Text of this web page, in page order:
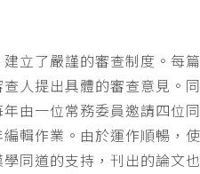
立了嚴謹的審查制度。每
人提出具體的審查意見。
由一位常務委員邀請四位
輯作業。由於運作順暢，
同道的支持，刊出的論文